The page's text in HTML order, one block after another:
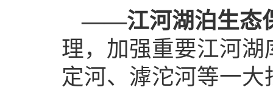
——江河湖泊生态
理，加强重要江河
定河、滹沱河等一